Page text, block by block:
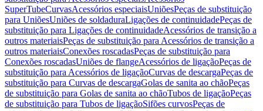
SuperTubeCurvasAcessórios especiaisUniõesPeças de substituição
para UniõesUniões de soldaduraLigações de continuidadePeças de
substituição para Ligações de continuidadeAcessórios de transição a
outros materiaisPeças de substituição para Acessórios de transição a
outros materiaisConexões roscadasPeças de substituição para
Conexões roscadasUniões de flangeAcessórios de ligaçãoPeças de
substituição para Acessórios de ligaçãoCurvas de descargaPeças de
substituição para Curvas de descargaGolas de sanita ao chãoPeças
de substituição para Golas de sanita ao chãoTubos de ligaçãoPeças
de substituição para Tubos de ligaçãoSifões curvosPeças de